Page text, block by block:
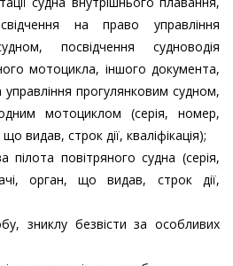
на право управління
посвідчення судноводія
мотоцикла, іншого документа,
прогулянковим судном,
мотоциклом (серія, номер,
видав, строк дії, кваліфікація);
пілота повітряного судна (серія,
орган, що видав, строк дії,
зниклу безвісти за особливих